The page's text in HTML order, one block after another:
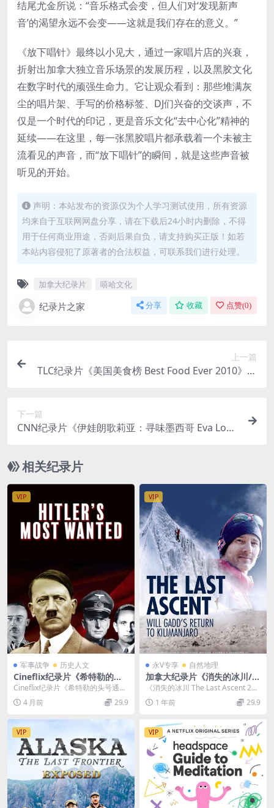
结尾尤金所说：“音乐格式会变，但人们对‘发现新声
音’的渴望永远不会变——这就是我们存在的意义。”
《放下唱针》最终以小见大，通过一家唱片店的兴衰，
折射出加拿大独立音乐场景的发展历程，以及黑胶文化
在数字时代的顽强生命力。它让观众看到：那些堆满灰
尘的唱片架、手写的价格标签、DJ们兴奋的交谈声，不
仅是一个时代的印记，更是音乐文化“去中心化”精神的
延续——在这里，每一张黑胶唱片都承载着一个未被主
流看见的声音，而“放下唱针”的瞬间，就是这些声音被
听见的开始。
声明：本站发布的资源仅为个人学习测试使用，所有资源
均来自于互联网网盘分享，请在下载后24小时内删除，不得
用于任何商业用途，否则后果自负，请支持购买正版！如若
本站内容侵犯了原著者的合法权益，可联系我们进行处理。
加拿大纪录片 嘻哈文化
纪录片之家 分享 收藏 点赞(0)
上一篇
TLC纪录片《美国美食榜 Best Food Ever 2010》全
下一篇
CNN纪录片《伊娃朗歌莉亚：寻味墨西哥 Eva Long
英语中英双字 官方纯净版 1080P/MKV/17.4G 墨西
哥美食
相关纪录片
VIP
军事战争 历史人文
Cineflix纪录片《希特勒的头
号通缉犯 Hitler’s Most Wan
ted 2019》全10集 英语中英
双字 无水印纯净版 1080P/M
Cineflix纪录片《希特勒的头号通缉
犯 Hitler’s Mos...
4 月前 29.9
VIP
永V专享 自然地理
加拿大纪录片《消失的冰川/气
候变化的残酷后果 The Last A
scent 2020》英语中英双字 4
K高清/MP4/5.47G
《消失的冰川 The Last Ascent 202
0》：见证冰川消逝，警示气候...
1 年前 29.9
VIP VIP